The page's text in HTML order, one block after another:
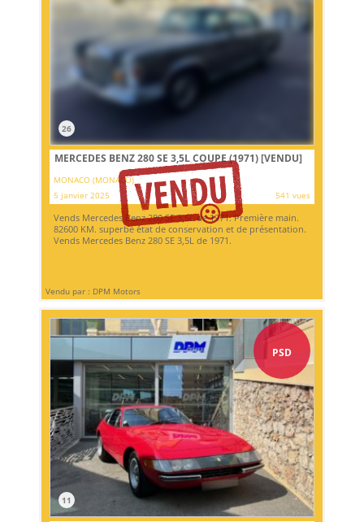
26
MERCEDES BENZ 280 SE 3,5L COUPE (1971)[VENDU]
MONACO (MONACO)
5 janvier 2025
541 vues
Vends Mercedes Benz 280 SE 3,5L de 1971. Première main.
82600 KM. superbe état de conservation et de présentation.
Vends Mercedes Benz 280 SE 3,5L de 1971.
Vendu par : DPM Motors
PSD
11